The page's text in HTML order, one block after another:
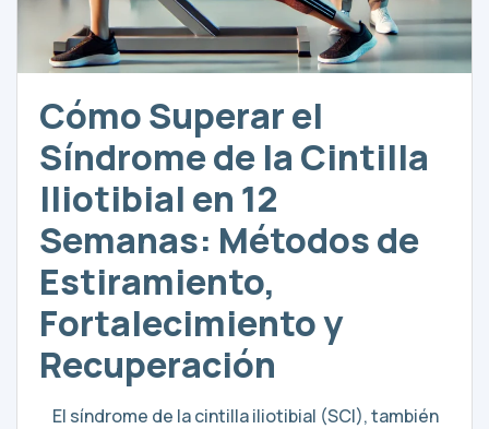
Cómo Superar el
Síndrome de la Cintilla
Iliotibial en 12
Semanas: Métodos de
Estiramiento,
Fortalecimiento y
Recuperación
El síndrome de la cintilla iliotibial (SCI), también